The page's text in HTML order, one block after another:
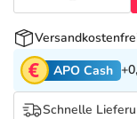
Tierapotheke
Vitamine &
Salus Deals
APO Cash
Schnelle